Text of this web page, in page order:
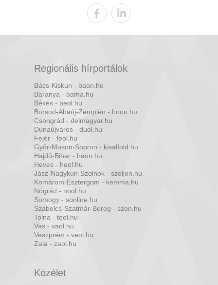
Regionális hírportálok
Bács-Kiskun - baon.hu
Baranya - bama.hu
Békés - beol.hu
Borsod-Abaúj-Zemplén - boon.hu
Csongrád - delmagyar.hu
Dunaújváros - duol.hu
Fejér - feol.hu
Győr-Moson-Sopron - kisalfold.hu
Hajdú-Bihar - haon.hu
Heves - heol.hu
Jász-Nagykun-Szolnok - szoljon.hu
Komárom-Esztergom - kemma.hu
Nógrád - nool.hu
Somogy - sonline.hu
Szabolcs-Szatmár-Bereg - szon.hu
Tolna - teol.hu
Vas - vaol.hu
Veszprém - veol.hu
Zala - zaol.hu
Közélet